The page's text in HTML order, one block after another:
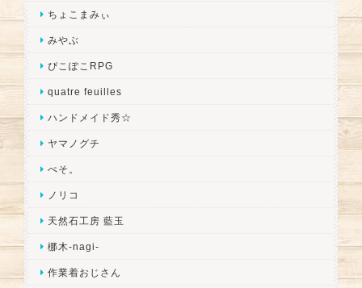
ちょこまみぃ
みやぶ
ぴこぽこRPG
quatre feuilles
ハンドメイド秀☆
ヤマノグチ
ぺそ。
ノリコ
天然石工房 藍玉
梛木-nagi-
作業着おじさん